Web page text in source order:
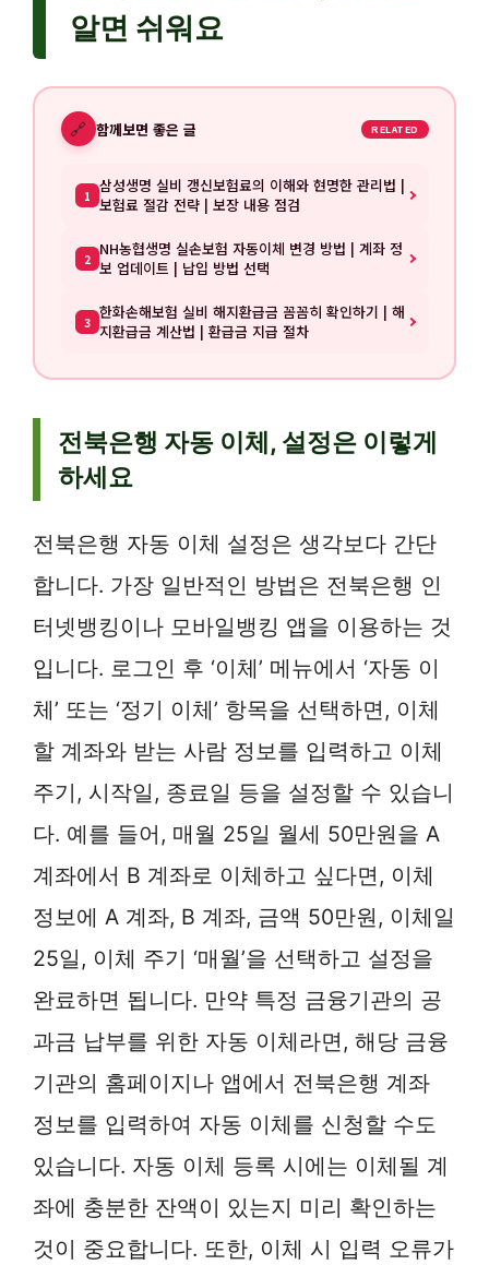
알면 쉬워요
🔗 함께보면 좋은 글 RELATED
1 삼성생명 실비 갱신보험료의 이해와 현명한 관리법 |
보험료 절감 전략 | 보장 내용 점검
2 NH농협생명 실손보험 자동이체 변경 방법 | 계좌 정
보 업데이트 | 납입 방법 선택
3 한화손해보험 실비 해지환급금 꼼꼼히 확인하기 | 해
지환급금 계산법 | 환급금 지급 절차
전북은행 자동 이체, 설정은 이렇게
하세요
전북은행 자동 이체 설정은 생각보다 간단
합니다. 가장 일반적인 방법은 전북은행 인
터넷뱅킹이나 모바일뱅킹 앱을 이용하는 것
입니다. 로그인 후 ‘이체’ 메뉴에서 ‘자동 이
체’ 또는 ‘정기 이체’ 항목을 선택하면, 이체
할 계좌와 받는 사람 정보를 입력하고 이체
주기, 시작일, 종료일 등을 설정할 수 있습니
다. 예를 들어, 매월 25일 월세 50만원을 A
계좌에서 B 계좌로 이체하고 싶다면, 이체
정보에 A 계좌, B 계좌, 금액 50만원, 이체일
25일, 이체 주기 ‘매월’을 선택하고 설정을
완료하면 됩니다. 만약 특정 금융기관의 공
과금 납부를 위한 자동 이체라면, 해당 금융
기관의 홈페이지나 앱에서 전북은행 계좌
정보를 입력하여 자동 이체를 신청할 수도
있습니다. 자동 이체 등록 시에는 이체될 계
좌에 충분한 잔액이 있는지 미리 확인하는
것이 중요합니다. 또한, 이체 시 입력 오류가